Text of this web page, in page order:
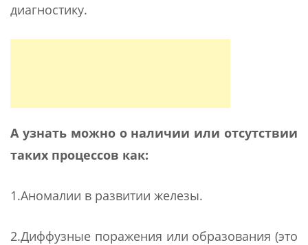
диагностику.
А узнать можно о наличии или отсутствии
таких процессов как:
1.Аномалии в развитии железы.
2.Диффузные поражения или образования (это